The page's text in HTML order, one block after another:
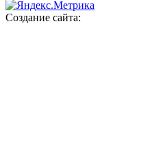
Создание сайта: